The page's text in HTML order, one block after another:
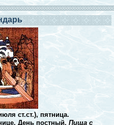
ст.ст.), пятница.
День постный. Пища с